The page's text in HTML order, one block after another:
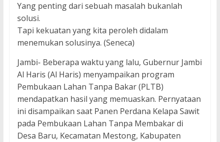
Yang penting dari sebuah masalah bukanlah
solusi.
Tapi kekuatan yang kita peroleh didalam
menemukan solusinya. (Seneca)
Jambi- Beberapa waktu yang lalu, Gubernur Jambi
Al Haris (Al Haris) menyampaikan program
Pembukaan Lahan Tanpa Bakar (PLTB)
mendapatkan hasil yang memuaskan. Pernyataan
ini disampaikan saat Panen Perdana Kelapa Sawit
pada Pembukaan Lahan Tanpa Membakar di
Desa Baru, Kecamatan Mestong, Kabupaten